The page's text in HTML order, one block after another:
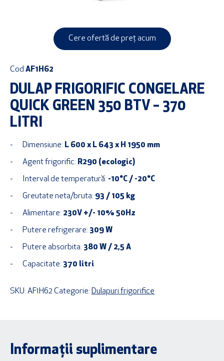
Cere ofertă de preț acum
Cod AF1H62
DULAP FRIGORIFIC CONGELARE
QUICK GREEN 350 BTV – 370
LITRI
Dimensiune: L 600 x L 643 x H 1950 mm
Agent frigorific: R290 (ecologic)
Interval de temperatură: -10°C / -20°C
Greutate neta/bruta: 93 / 105 kg
Alimentare: 230V +/- 10% 50Hz
Putere refrigerare: 309 W
Putere absorbita: 380 W / 2,5 A
Capacitate: 370 litri
SKU: AF1H62Categorie: Dulapuri frigorifice
Informații suplimentare